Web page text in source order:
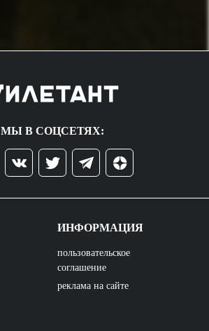
МЫ В СОЦСЕТЯХ:
ИНФОРМАЦИЯ
пользовательское
соглашение
реклама на сайте